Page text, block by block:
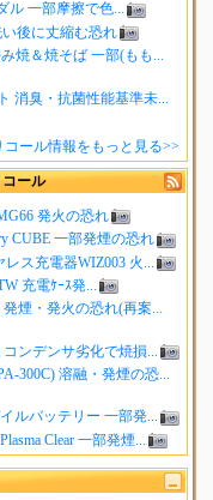
ル 一部摩擦で色...
後に丈縮む恐れ
焼＆焼そば 一部(もも...
消臭・抗菌性能基準未...
コール情報をもっと見る>>
ール
発火の恐れ
CUBE 一部発煙の恐れ
ス充電器WIZ003 火...
充電ｹｰｽ発...
煙・発火の恐れ(再案...
ンデンサ劣化で焼損...
300C) 溶融・発煙の恐...
ルバッテリー 一部発...
Clear 一部発煙...